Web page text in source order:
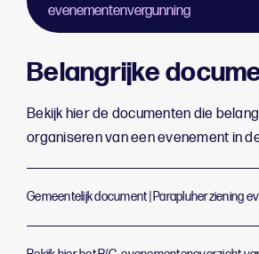
evenementenvergunning
Belangrijke
Bekijk hier de documenten die
organiseren van een evenement in
Gemeentelijk document | Parapluherziening